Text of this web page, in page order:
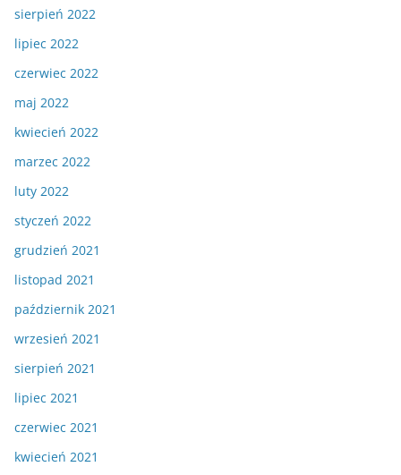
sierpień 2022
lipiec 2022
czerwiec 2022
maj 2022
kwiecień 2022
marzec 2022
luty 2022
styczeń 2022
grudzień 2021
listopad 2021
październik 2021
wrzesień 2021
sierpień 2021
lipiec 2021
czerwiec 2021
kwiecień 2021